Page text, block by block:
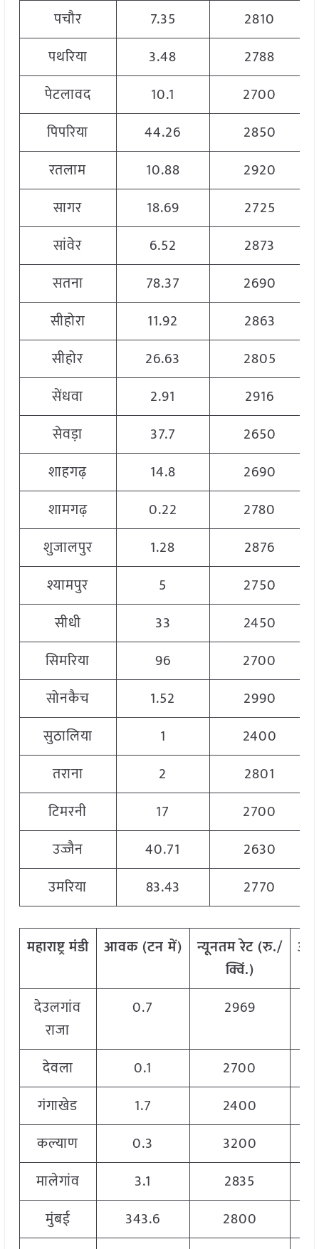
पचौर 7.35
2810
पथरिया
3.48
2788
पेटलावद
10.1
2700
पिपरिया
44.26
2850
रतलाम
10.88
2920
सागर
18.69
2725
सांवेर
6.52
2873
सतना
78.37
2690
सीहोरा
11.92
2863
सीहोर
26.63
2805
सेंधवा
2.91
2916
सेवड़ा
37.7
2650
शाहगढ़
14.8
2690
शामगढ़
0.22
2780
शुजालपुर
1.28
2876
श्यामपुर
5
2750
सीधी
33
2450
सिमरिया
96
2700
सोनकैच
1.52
2990
सुठालिया
1
2400
तराना
2
2801
टिमरनी
17
2700
उज्जैन
40.71
2630
उमरिया
83.43 2770
महाराष्ट्रमंडी आवक(टनमें) न्यूनतमरेट(रु./
क्विं.)
देउलगांव
राजा
0.7 2969
देवला 0.1
2700
गंगाखेड
1.7
2400
कल्याण
0.3
3200
मालेगांव
3.1
2835
मुंबई
343.6
2800